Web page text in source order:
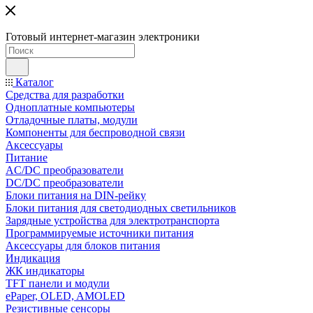
Готовый интернет-магазин электроники
Каталог
Средства для разработки
Одноплатные компьютеры
Отладочные платы, модули
Компоненты для беспроводной связи
Аксессуары
Питание
AC/DC преобразователи
DC/DC преобразователи
Блоки питания на DIN-рейку
Блоки питания для светодиодных светильников
Зарядные устройства для электротранспорта
Программируемые источники питания
Аксессуары для блоков питания
Индикация
ЖК индикаторы
TFT панели и модули
ePaper, OLED, AMOLED
Резистивные сенсоры